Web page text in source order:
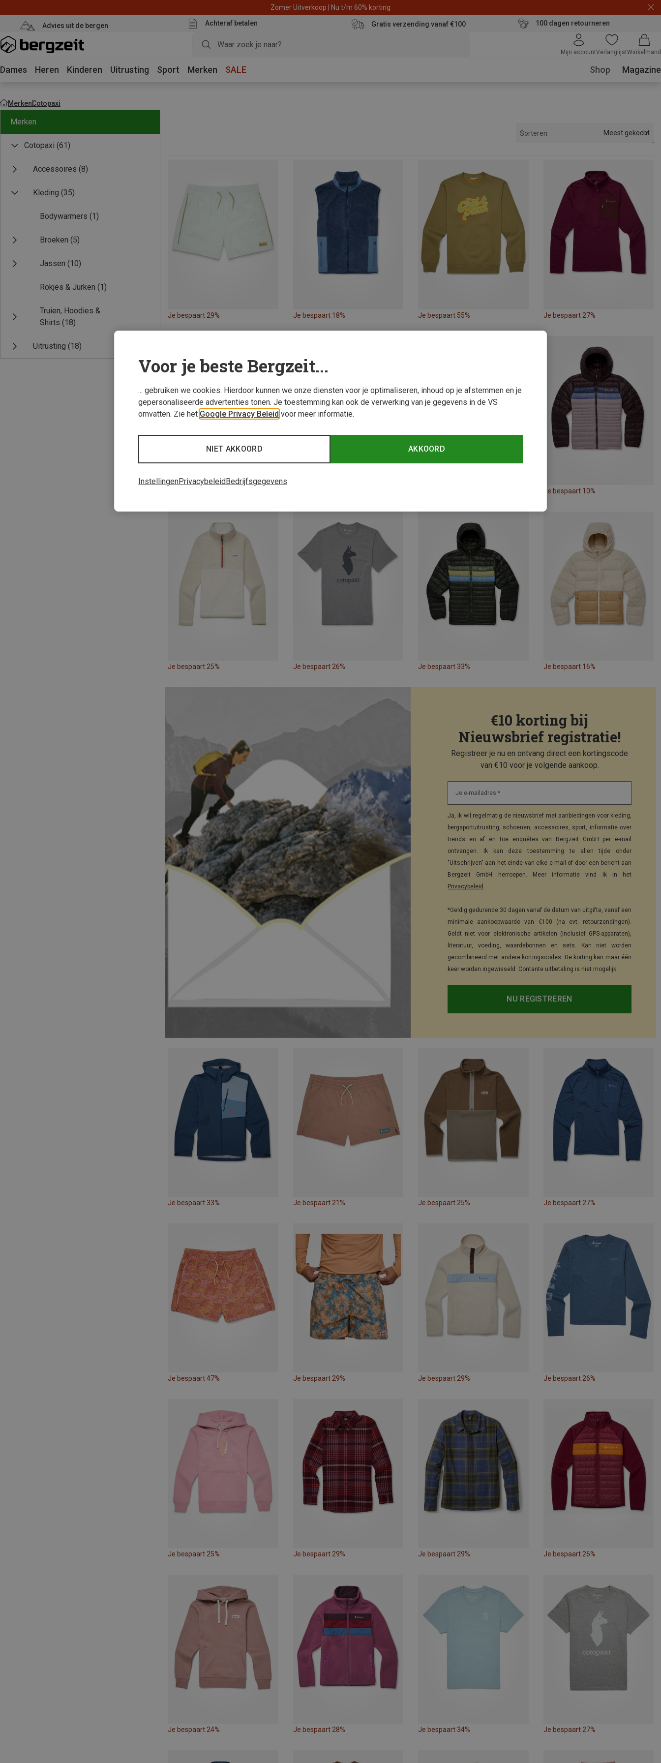
Zomer Uitverkoop | Nu t/m 60% korting
Advies uit de bergen Achteraf betalen Gratis verzending vanaf €100 100 dagen retourneren
Mijn accountVerlanglijstWinkelmand
Dames Heren Kinderen Uitrusting Sport Merken SALE Shop Magazine
MerkenCotopaxi
Merken
Cotopaxi (61)
Accessoires (8)
Kleding (35)
Bodywarmers (1)
Broeken (5)
Jassen (10)
Rokjes & Jurken (1)
Truien, Hoodies &
Shirts (18)
Uitrusting (18)
Sorteren Meest gekocht
Je bespaart 29% Je bespaart 18% Je bespaart 55% Je bespaart 27%
Je bespaart 10%
Je bespaart 25% Je bespaart 26% Je bespaart 33% Je bespaart 16%
€10 korting bij
Nieuwsbrief registratie!
Registreer je nu en ontvang direct een kortingscode
van €10 voor je volgende aankoop.
Je e-mailadres *
Ja, ik wil regelmatig de nieuwsbrief met aanbiedingen voor kleding,
bergsportuitrusting, schoenen, accessoires, sport, informatie over
trends en af en toe enquêtes van Bergzeit GmbH per e-mail
ontvangen. Ik kan deze toestemming te allen tijde onder
"Uitschrijven" aan het einde van elke e-mail of door een bericht aan
Bergzeit GmbH herroepen. Meer informatie vind ik in het
Privacybeleid .
*Geldig gedurende 30 dagen vanaf de datum van uitgifte, vanaf een
minimale aankoopwaarde van €100 (na evt. retourzendingen).
Geldt niet voor elektronische artikelen (inclusief GPS-apparaten),
literatuur, voeding, waardebonnen en sets. Kan niet worden
gecombineerd met andere kortingscodes. De korting kan maar één
keer worden ingewisseld. Contante uitbetaling is niet mogelijk.
NU REGISTREREN
Je bespaart 33% Je bespaart 21% Je bespaart 25% Je bespaart 27%
Je bespaart 47% Je bespaart 29% Je bespaart 29% Je bespaart 26%
Je bespaart 25% Je bespaart 29% Je bespaart 29% Je bespaart 26%
Je bespaart 24% Je bespaart 28% Je bespaart 34% Je bespaart 27%
Voor je beste Bergzeit...
... gebruiken we cookies. Hierdoor kunnen we onze diensten voor je optimaliseren, inhoud op je afstemmen en je
gepersonaliseerde advertenties tonen. Je toestemming kan ook de verwerking van je gegevens in de VS
omvatten. Zie het Google Privacy Beleid voor meer informatie.
AKKOORD
NIET AKKOORD
InstellingenPrivacybeleidBedrijfsgegevens